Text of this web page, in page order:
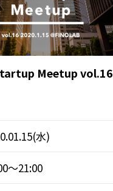
Meetup vol.16
水)
～21:00